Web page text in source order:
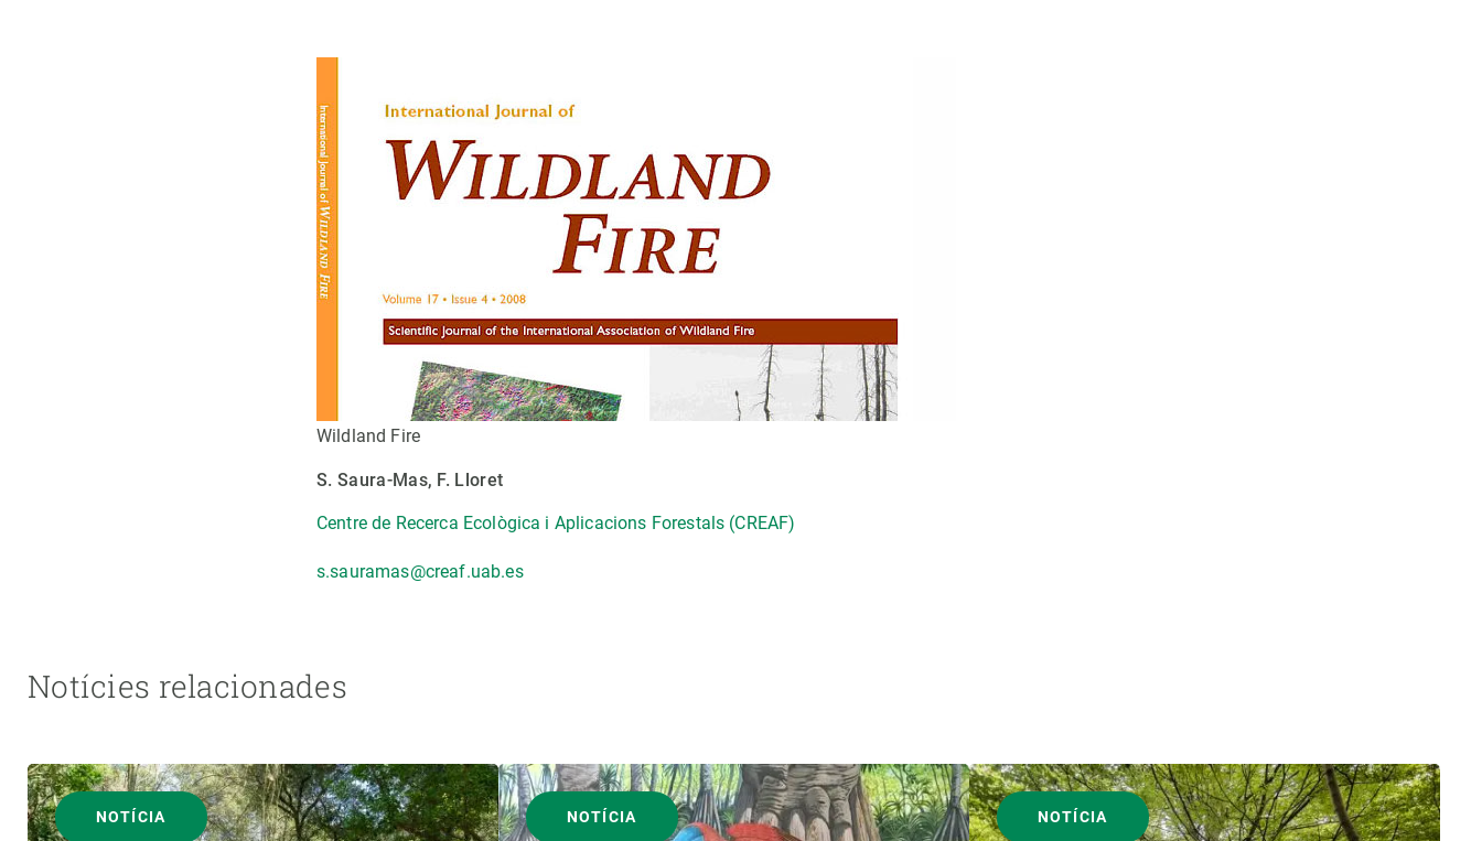
Wildland Fire
S. Saura-Mas, F. Lloret
Centre de Recerca Ecològica i Aplicacions Forestals (CREAF)
s.sauramas@creaf.uab.es
Notícies relacionades
NOTÍCIA NOTÍCIA NOTÍCIA